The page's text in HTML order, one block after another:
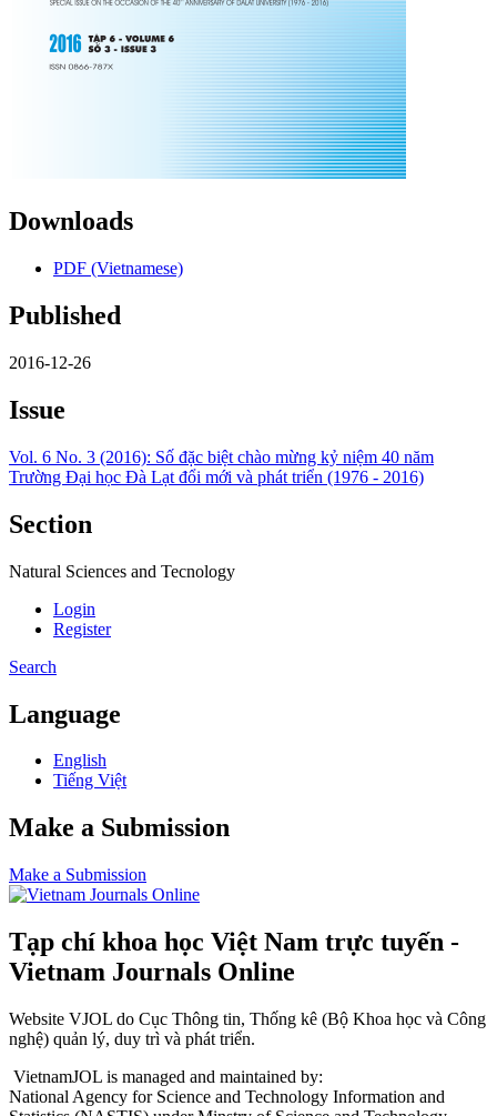
Downloads
PDF (Vietnamese)
Published
2016-12-26
Issue
Vol. 6 No. 3 (2016): Số đặc biệt chào mừng kỷ niệm 40 năm
Trường Đại học Đà Lạt đổi mới và phát triển (1976 - 2016)
Section
Natural Sciences and Tecnology
Login
Register
Search
Language
English
Tiếng Việt
Make a Submission
Make a Submission
Tạp chí khoa học Việt Nam trực tuyến -
Vietnam Journals Online
Website VJOL do Cục Thông tin, Thống kê (Bộ Khoa học và Công
nghệ) quản lý, duy trì và phát triển.
VietnamJOL is managed and maintained by:
National Agency for Science and Technology Information and